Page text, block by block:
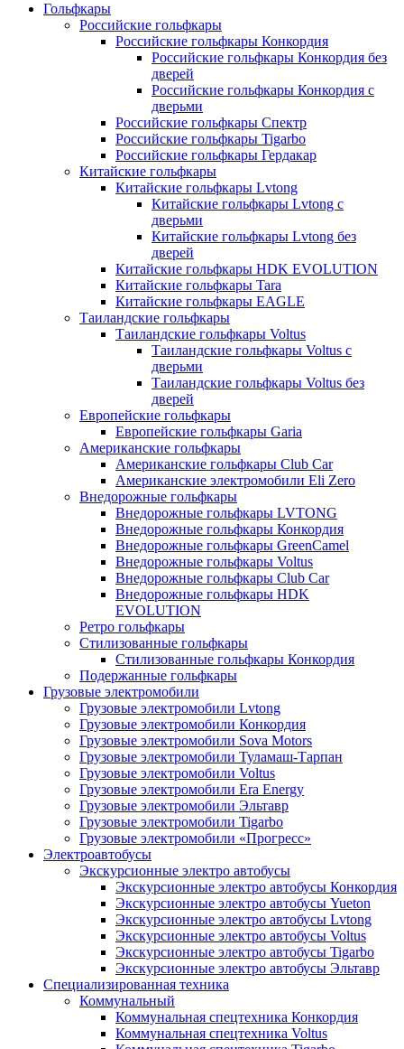
Гольфкары
Российские гольфкары
Российские гольфкары Конкордия
Российские гольфкары Конкордия без
дверей
Российские гольфкары Конкордия с
дверьми
Российские гольфкары Спектр
Российские гольфкары Tigarbo
Российские гольфкары Гердакар
Китайские гольфкары
Китайские гольфкары Lvtong
Китайские гольфкары Lvtong с
дверьми
Китайские гольфкары Lvtong без
дверей
Китайские гольфкары HDK EVOLUTION
Китайские гольфкары Tara
Китайские гольфкары EAGLE
Таиландские гольфкары
Таиландские гольфкары Voltus
Таиландские гольфкары Voltus с
дверьми
Таиландские гольфкары Voltus без
дверей
Европейские гольфкары
Европейские гольфкары Garia
Американские гольфкары
Американские гольфкары Club Car
Американские электромобили Eli Zero
Внедорожные гольфкары
Внедорожные гольфкары LVTONG
Внедорожные гольфкары Конкордия
Внедорожные гольфкары GreenCamel
Внедорожные гольфкары Voltus
Внедорожные гольфкары Club Car
Внедорожные гольфкары HDK
EVOLUTION
Ретро гольфкары
Стилизованные гольфкары
Стилизованные гольфкары Конкордия
Подержанные гольфкары
Грузовые электромобили
Грузовые электромобили Lvtong
Грузовые электромобили Конкордия
Грузовые электромобили Sova Motors
Грузовые электромобили Туламаш-Тарпан
Грузовые электромобили Voltus
Грузовые электромобили Era Energy
Грузовые электромобили Эльтавр
Грузовые электромобили Tigarbo
Грузовые электромобили «Прогресс»
Электроавтобусы
Экскурсионные электро автобусы
Экскурсионные электро автобусы Конкордия
Экскурсионные электро автобусы Yueton
Экскурсионные электро автобусы Lvtong
Экскурсионные электро автобусы Voltus
Экскурсионные электро автобусы Tigarbo
Экскурсионные электро автобусы Эльтавр
Специализированная техника
Коммунальный
Коммунальная спецтехника Конкордия
Коммунальная спецтехника Voltus